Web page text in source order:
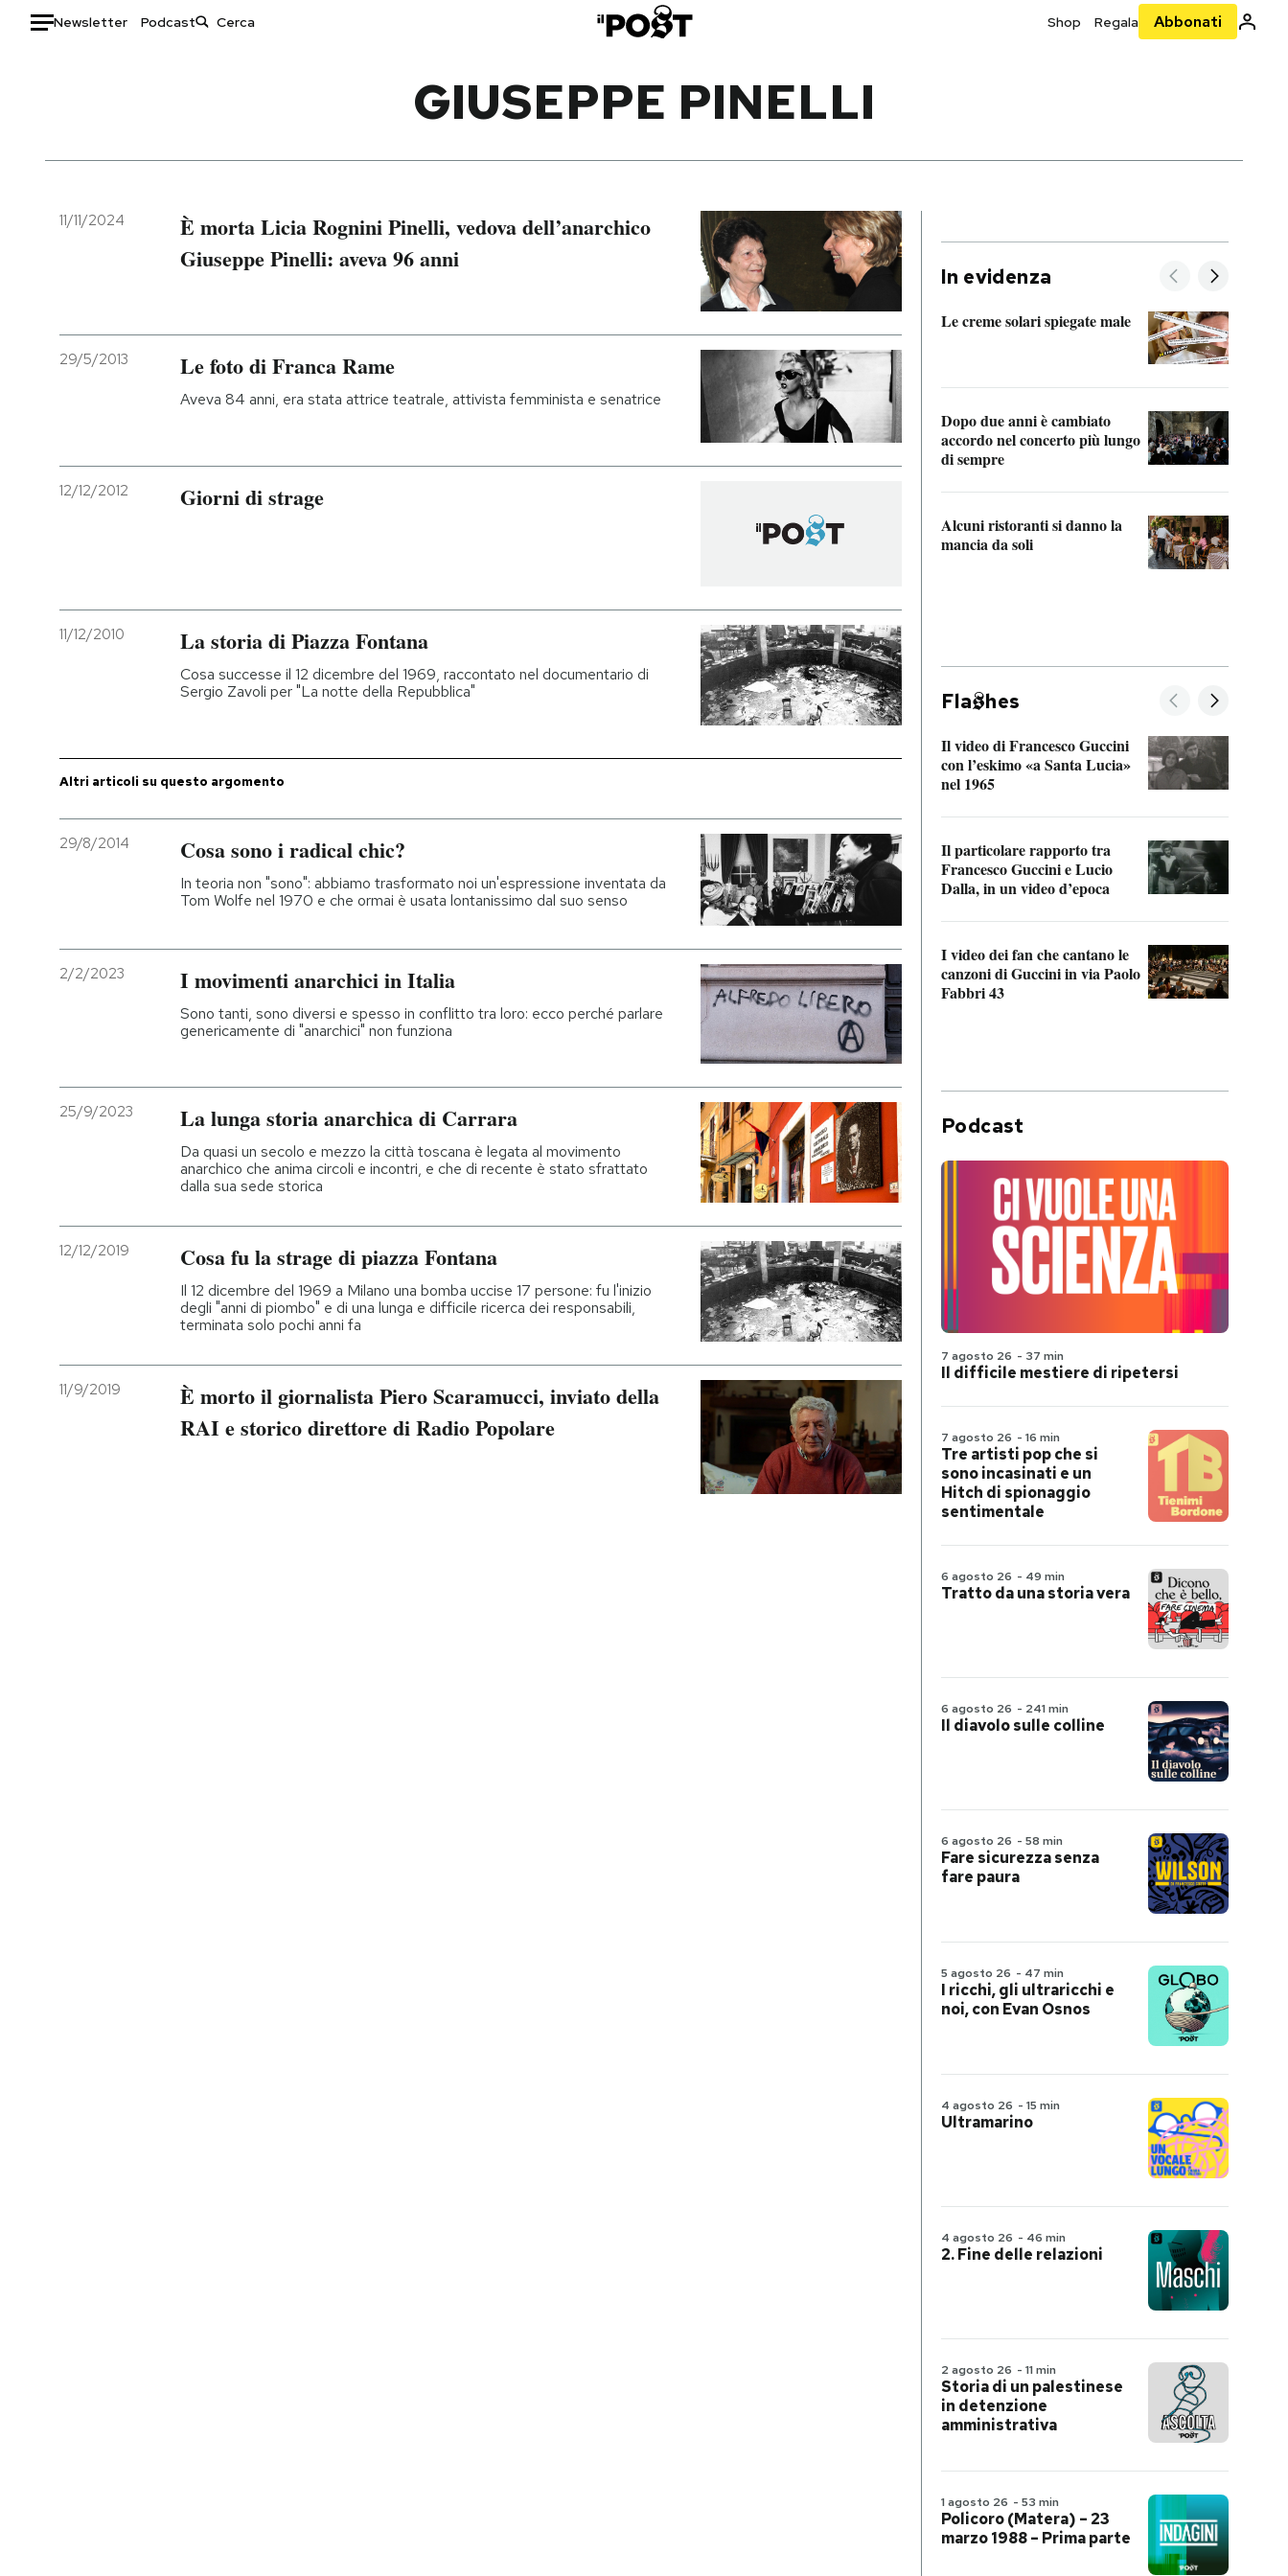
Newsletter Podcast Shop Regala Abbonati
Italia
Politica
Economia
Moda
Ok Boomer!
PODCAST
AREA PERSONALE
Entra
GIUSEPPE PINELLI
11/11/2024
È morta Licia Rognini Pinelli, vedova dell’anarchico
Giuseppe Pinelli: aveva 96 anni
29/5/2013 Le foto di Franca Rame
Aveva 84 anni, era stata attrice teatrale, attivista femminista e senatrice
12/12/2012 Giorni di strage
11/12/2010 La storia di Piazza Fontana
Cosa successe il 12 dicembre del 1969, raccontato nel documentario di
Sergio Zavoli per "La notte della Repubblica"
Altri articoli su questo argomento
29/8/2014 Cosa sono i radical chic?
In teoria non "sono": abbiamo trasformato noi un'espressione inventata da
Tom Wolfe nel 1970 e che ormai è usata lontanissimo dal suo senso
2/2/2023 I movimenti anarchici in Italia
Sono tanti, sono diversi e spesso in conflitto tra loro: ecco perché parlare
genericamente di "anarchici" non funziona
25/9/2023 La lunga storia anarchica di Carrara
Da quasi un secolo e mezzo la città toscana è legata al movimento
anarchico che anima circoli e incontri, e che di recente è stato sfrattato
dalla sua sede storica
12/12/2019 Cosa fu la strage di piazza Fontana
Il 12 dicembre del 1969 a Milano una bomba uccise 17 persone: fu l'inizio
degli "anni di piombo" e di una lunga e difficile ricerca dei responsabili,
terminata solo pochi anni fa
11/9/2019
È morto il giornalista Piero Scaramucci, inviato della
RAI e storico direttore di Radio Popolare
In evidenza
Le creme solari spiegate male
Dopo due anni è cambiato
accordo nel concerto più lungo
di sempre
Alcuni ristoranti si danno la
mancia da soli
Fla hes
Il video di Francesco Guccini
con l’eskimo «a Santa Lucia»
nel 1965
Il particolare rapporto tra
Francesco Guccini e Lucio
Dalla, in un video d’epoca
I video dei fan che cantano le
canzoni di Guccini in via Paolo
Fabbri 43
Podcast
7 agosto 26 - 37 min
Il difficile mestiere di ripetersi
7 agosto 26 - 16 min
Tre artisti pop che si
sono incasinati e un
Hitch di spionaggio
sentimentale
6 agosto 26 - 49 min
Tratto da una storia vera
6 agosto 26 - 241 min
Il diavolo sulle colline
6 agosto 26 - 58 min
Fare sicurezza senza
fare paura
5 agosto 26 - 47 min
I ricchi, gli ultraricchi e
noi, con Evan Osnos
4 agosto 26 - 15 min
Ultramarino
4 agosto 26 - 46 min
2. Fine delle relazioni
2 agosto 26 - 11 min
Storia di un palestinese
in detenzione
amministrativa
1 agosto 26 - 53 min
Policoro (Matera) – 23
marzo 1988 – Prima parte